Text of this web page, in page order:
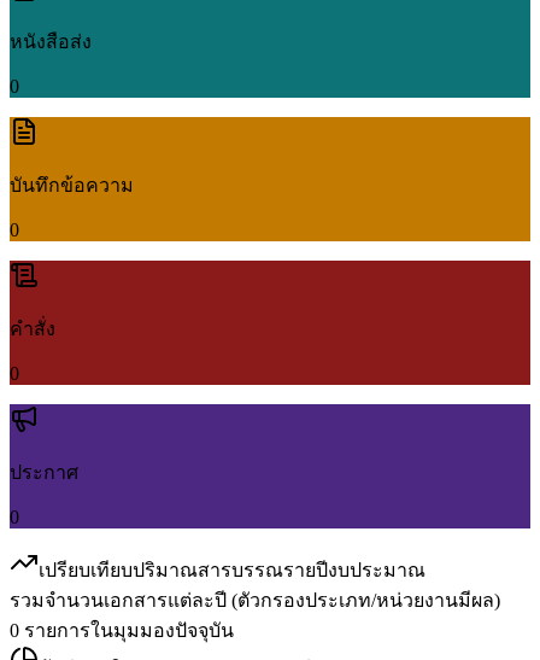
หนังสือส่ง
0
บันทึกข้อความ
0
คำสั่ง
0
ประกาศ
0
เปรียบเทียบปริมาณสารบรรณรายปีงบประมาณ
รวมจำนวนเอกสารแต่ละปี (ตัวกรองประเภท/หน่วยงานมีผล)
0 รายการในมุมมองปัจจุบัน